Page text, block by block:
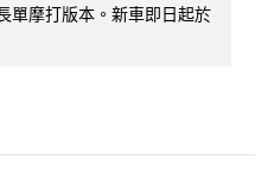
單摩打版本。新車即日起於